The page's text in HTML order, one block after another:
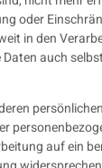
oder
in den
auch
auf ein